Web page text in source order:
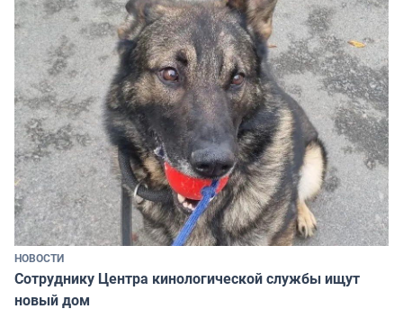
НОВОСТИ
Сотруднику Центра кинологической службы ищут
новый дом